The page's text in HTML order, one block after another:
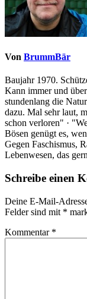
Von BrummBär
Baujahr 1970.
Kann immer und
stundenlang die
dazu. Mal sehr laut,
schon verloren" ·
Bösen genügt es,
Gegen Faschismus,
Lebenwesen, das
Schreibe einen
Deine E-Mail-
Felder sind mit *
Kommentar *